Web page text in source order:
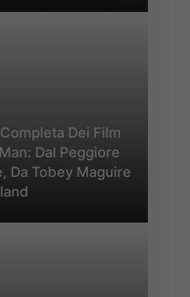
Dei Film
Dal Peggiore
Da Tobey Maguire